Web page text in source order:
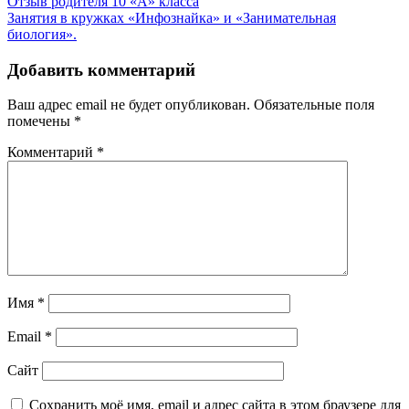
по
Занятия в кружках «Инфознайка» и «Занимательная
биология».
Добавить комментарий
Ваш адрес email не будет опубликован. Обязательные поля
помечены *
Комментарий *
Имя *
Email *
Сайт
Сохранить моё имя, email и адрес сайта в этом браузере для